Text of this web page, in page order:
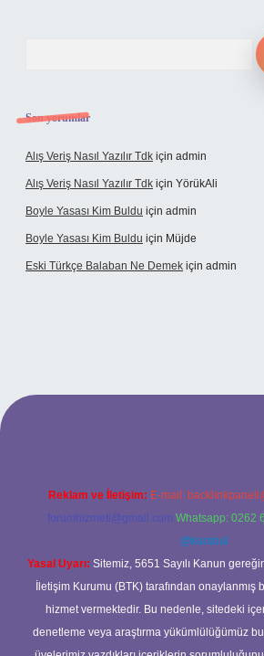
Son yorumlar
Alış Veriş Nasıl Yazılır Tdk için admin
Alış Veriş Nasıl Yazılır Tdk için YörükAli
Boyle Yasası Kim Buldu için admin
Boyle Yasası Kim Buldu için Müjde
Eski Türkçe Balaban Ne Demek için admin
betci casino
Reklam ve İletişim: E-mail:
forumhizmeti@gmail.com Whatsapp: 0262
@karabul
Yasal Uyarı: Sitemiz, 5651 Sayılı Kanun
İletişim Kurumu (BTK) tarafından onaylanmış
hizmet vermektedir. Bu nedenle, sitedeki
denetleme veya araştırma yükümlülüğümüz